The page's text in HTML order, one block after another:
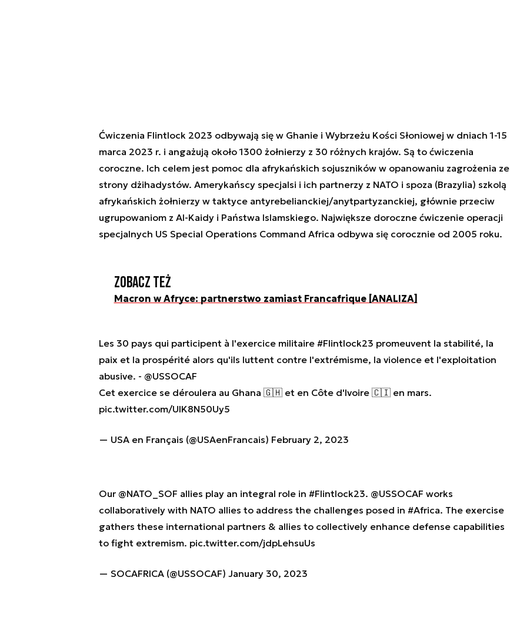
Ćwiczenia Flintlock 2023 odbywają się w Ghanie i Wybrzeżu Kości Słoniowej w dniach 1-15
marca 2023 r. i angażują około 1300 żołnierzy z 30 różnych krajów. Są to ćwiczenia
coroczne. Ich celem jest pomoc dla afrykańskich sojuszników w opanowaniu zagrożenia ze
strony dżihadystów. Amerykańscy specjalsi i ich partnerzy z NATO i spoza (Brazylia) szkolą
afrykańskich żołnierzy w taktyce antyrebelianckiej/anytpartyzanckiej, głównie przeciw
ugrupowaniom z Al-Kaidy i Państwa Islamskiego. Największe doroczne ćwiczenie operacji
specjalnych US Special Operations Command Africa odbywa się corocznie od 2005 roku.
Zobacz też
Macron w Afryce: partnerstwo zamiast Francafrique [ANALIZA]
Les 30 pays qui participent à l'exercice militaire #Flintlock23 promeuvent la stabilité, la
paix et la prospérité alors qu'ils luttent contre l'extrémisme, la violence et l'exploitation
abusive. - @USSOCAF
Cet exercice se déroulera au Ghana 🇬🇭 et en Côte d'Ivoire 🇨🇮 en mars.
pic.twitter.com/UlK8N50Uy5
— USA en Français (@USAenFrancais) February 2, 2023
Our @NATO_SOF allies play an integral role in #Flintlock23. @USSOCAF works
collaboratively with NATO allies to address the challenges posed in #Africa. The exercise
gathers these international partners & allies to collectively enhance defense capabilities
to fight extremism. pic.twitter.com/jdpLehsuUs
— SOCAFRICA (@USSOCAF) January 30, 2023